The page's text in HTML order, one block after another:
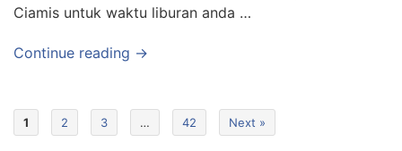
Ciamis untuk waktu liburan anda …
Continue reading →
1 2 3 … 42 Next »